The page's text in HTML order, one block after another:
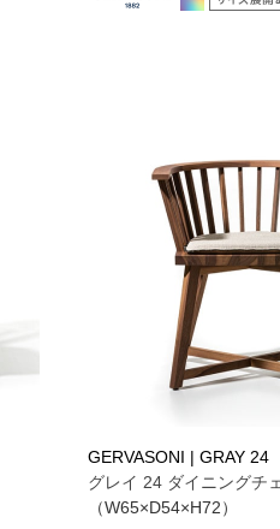
GERVASONI | GRAY 24
グレイ 24 ダイニングチ
（W65×D54×H72）